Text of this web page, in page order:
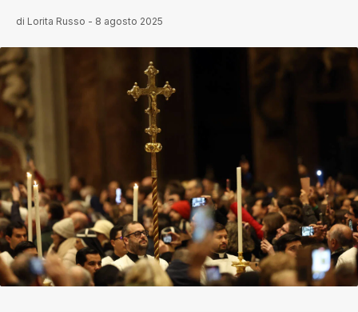
di Lorita Russo - 8 agosto 2025